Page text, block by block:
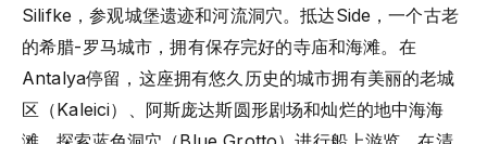
Silifke，参观城堡遗迹和河流洞穴。抵达Side，一个古老
的希腊-罗马城市，拥有保存完好的寺庙和海滩。在
Antalya停留，这座拥有悠久历史的城市拥有美丽的老城
区（Kaleici）、阿斯庞达斯圆形剧场和灿烂的地中海海